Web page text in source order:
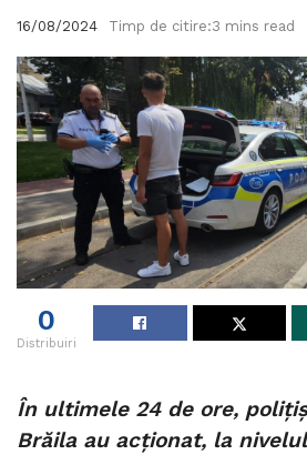
16/08/2024 Timp de citire:3 mins read
0
Distribuiri
În ultimele 24 de ore,
Brăila au acționat, la